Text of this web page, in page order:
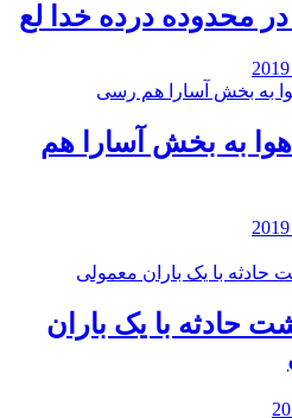
محدوده درده خدا لع
هوا به بخش آسارا هم
حادثه با یک باران